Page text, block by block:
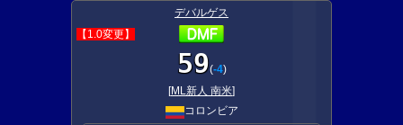
デバルゲス
【1.0変更】
59(-4)
[ML新人 南米]
コロンビア